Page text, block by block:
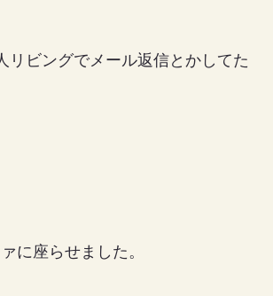
ビングでメール返信とかしてた
に座らせました。